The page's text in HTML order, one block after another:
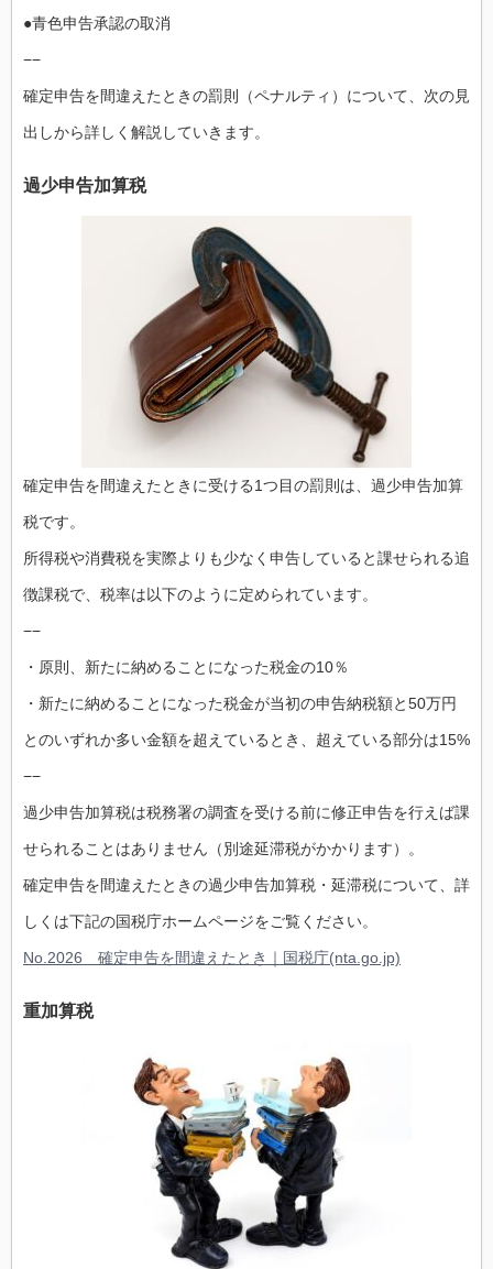
●青色申告承認の取消
−−
確定申告を間違えたときの罰則（ペナルティ）について、次の見
出しから詳しく解説していきます。
過少申告加算税
確定申告を間違えたときに受ける1つ目の罰則は、過少申告加算
税です。
所得税や消費税を実際よりも少なく申告していると課せられる追
徴課税で、税率は以下のように定められています。
−−
・原則、新たに納めることになった税金の10％
・新たに納めることになった税金が当初の申告納税額と50万円
とのいずれか多い金額を超えているとき、超えている部分は15%
−−
過少申告加算税は税務署の調査を受ける前に修正申告を行えば課
せられることはありません（別途延滞税がかかります）。
確定申告を間違えたときの過少申告加算税・延滞税について、詳
しくは下記の国税庁ホームページをご覧ください。
No.2026 確定申告を間違えたとき｜国税庁(nta.go.jp)
重加算税